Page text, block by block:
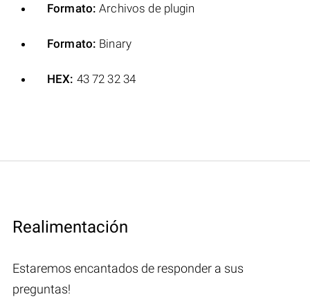
Formato: Archivos de plugin
Formato: Binary
HEX: 43 72 32 34
Realimentación
Estaremos encantados de responder a sus
preguntas!